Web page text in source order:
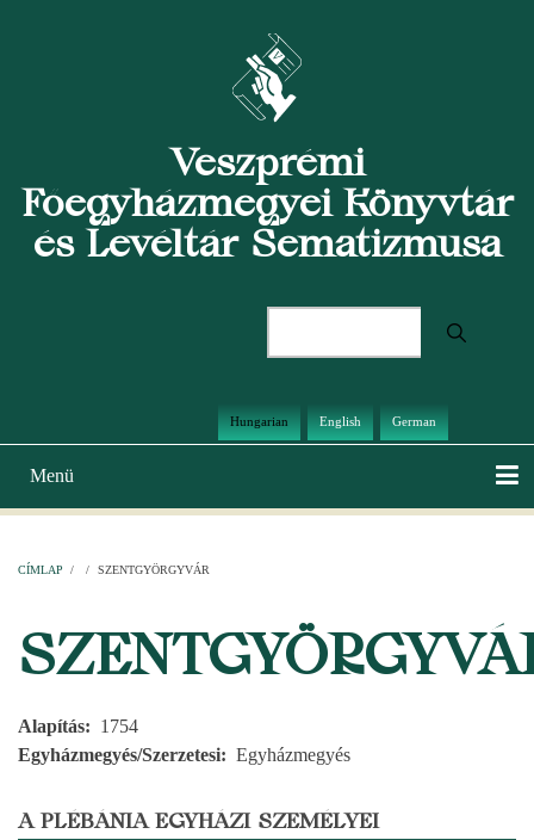
Veszprémi
Főegyházmegyei Könyvtár
és Levéltár Sematizmusa
Hungarian English German
Main
navigation
Menü
CÍMLAP / / SZENTGYÖRGYVÁR
Alapítás
1754
Egyházmegyés/Szerzetesi
Egyházmegyés
A PLÉBÁNIA EGYHÁZI SZEMÉLYEI